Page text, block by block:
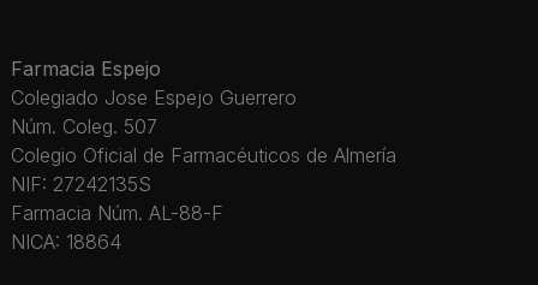
Farmacia Espejo
Colegiado Jose Espejo Guerrero
Núm. Coleg. 507
Colegio Oficial de Farmacéuticos de Almería
NIF: 27242135S
Farmacia Núm. AL-88-F
NICA: 18864